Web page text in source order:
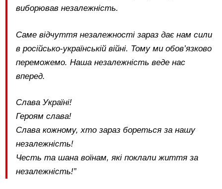
виборював незалежність.
Саме відчуття незалежності зараз дає нам сили
в російсько-українській війні. Тому ми обов’язково
переможемо. Наша незалежність веде нас
вперед.
Слава Україні!
Героям слава!
Слава кожному, хто зараз бореться за нашу
незалежність!
Честь та шана воїнам, які поклали життя за
незалежність!”